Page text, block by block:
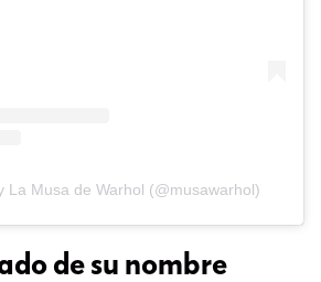
La Musa de Warhol (@musawarhol)
de su nombre